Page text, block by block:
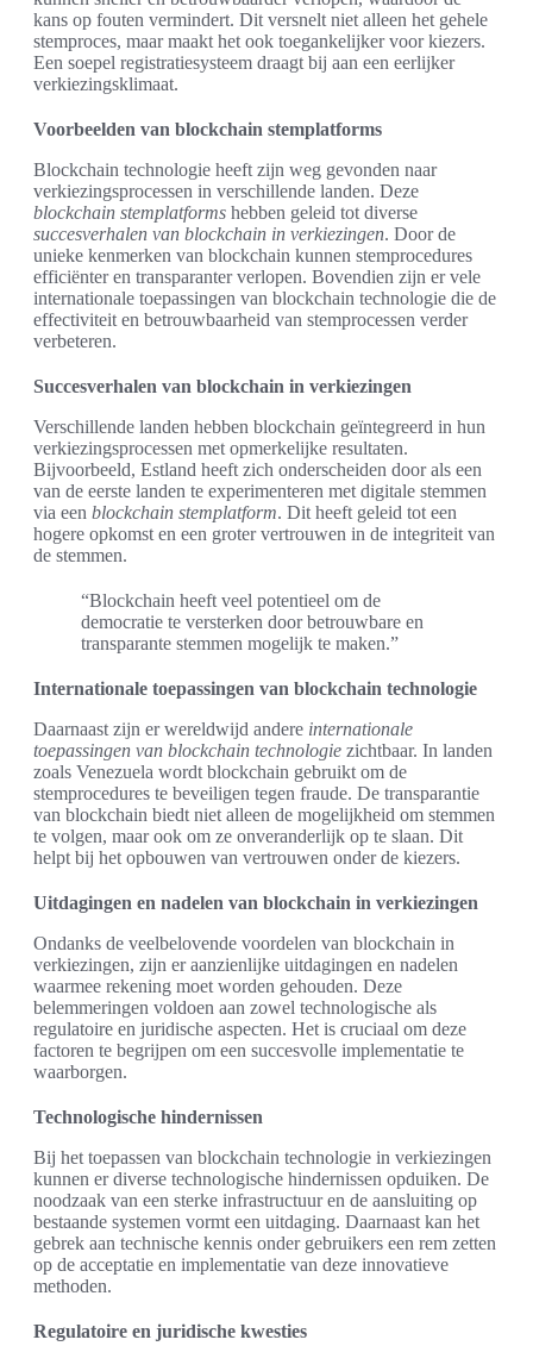
kans op fouten vermindert. Dit versnelt niet alleen het gehele
stemproces, maar maakt het ook toegankelijker voor kiezers.
Een soepel registratiesysteem draagt bij aan een eerlijker
verkiezingsklimaat.
Voorbeelden van blockchain stemplatforms
Blockchain technologie heeft zijn weg gevonden naar
verkiezingsprocessen in verschillende landen. Deze
blockchain stemplatforms hebben geleid tot diverse
succesverhalen van blockchain in verkiezingen. Door de
unieke kenmerken van blockchain kunnen stemprocedures
efficiënter en transparanter verlopen. Bovendien zijn er vele
internationale toepassingen van blockchain technologie die de
effectiviteit en betrouwbaarheid van stemprocessen verder
verbeteren.
Succesverhalen van blockchain in verkiezingen
Verschillende landen hebben blockchain geïntegreerd in hun
verkiezingsprocessen met opmerkelijke resultaten.
Bijvoorbeeld, Estland heeft zich onderscheiden door als een
van de eerste landen te experimenteren met digitale stemmen
via een blockchain stemplatform. Dit heeft geleid tot een
hogere opkomst en een groter vertrouwen in de integriteit van
de stemmen.
“Blockchain heeft veel potentieel om de
democratie te versterken door betrouwbare en
transparante stemmen mogelijk te maken.”
Internationale toepassingen van blockchain technologie
Daarnaast zijn er wereldwijd andere internationale
toepassingen van blockchain technologie zichtbaar. In landen
zoals Venezuela wordt blockchain gebruikt om de
stemprocedures te beveiligen tegen fraude. De transparantie
van blockchain biedt niet alleen de mogelijkheid om stemmen
te volgen, maar ook om ze onveranderlijk op te slaan. Dit
helpt bij het opbouwen van vertrouwen onder de kiezers.
Uitdagingen en nadelen van blockchain in verkiezingen
Ondanks de veelbelovende voordelen van blockchain in
verkiezingen, zijn er aanzienlijke uitdagingen en nadelen
waarmee rekening moet worden gehouden. Deze
belemmeringen voldoen aan zowel technologische als
regulatoire en juridische aspecten. Het is cruciaal om deze
factoren te begrijpen om een succesvolle implementatie te
waarborgen.
Technologische hindernissen
Bij het toepassen van blockchain technologie in verkiezingen
kunnen er diverse technologische hindernissen opduiken. De
noodzaak van een sterke infrastructuur en de aansluiting op
bestaande systemen vormt een uitdaging. Daarnaast kan het
gebrek aan technische kennis onder gebruikers een rem zetten
op de acceptatie en implementatie van deze innovatieve
methoden.
Regulatoire en juridische kwesties